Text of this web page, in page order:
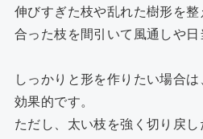
伸びすぎた枝や乱れた樹形を
合った枝を間引いて風通しや日
しっかりと形を作りたい場合
効果的です。
ただし、太い枝を強く切り戻